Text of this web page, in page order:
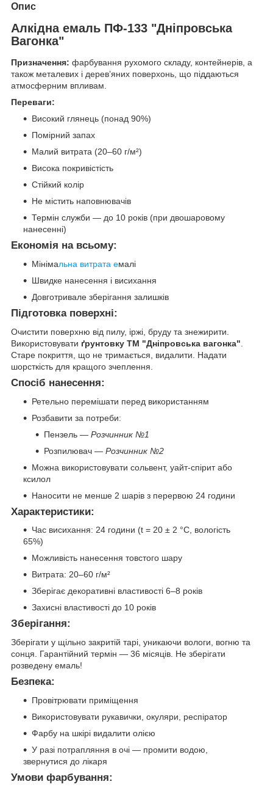
Опис
Алкідна емаль ПФ-133 "Дніпровська
Вагонка"
Призначення: фарбування рухомого складу, контейнерів, а
також металевих і дерев’яних поверхонь, що піддаються
атмосферним впливам.
Переваги:
Високий глянець (понад 90%)
Помірний запах
Малий витрата (20–60 г/м²)
Висока покривістість
Стійкий колір
Не містить наповнювачів
Термін служби — до 10 років (при двошаровому
нанесенні)
Економія на всьому:
Мінімальна витрата емалі
Швидке нанесення і висихання
Довготривале зберігання залишків
Підготовка поверхні:
Очистити поверхню від пилу, іржі, бруду та знежирити.
Використовувати ґрунтовку ТМ "Дніпровська вагонка"
Старе покриття, що не тримається, видалити. Надати
шорсткість для кращого зчеплення.
Спосіб нанесення:
Ретельно перемішати перед використанням
Розбавити за потреби:
Пензель — Розчинник №1
Розпилювач — Розчинник №2
Можна використовувати сольвент, уайт-спірит або
ксилол
Наносити не менше 2 шарів з перервою 24 години
Характеристики:
Час висихання: 24 години (t = 20 ± 2 °C, вологість
65%)
Можливість нанесення товстого шару
Витрата: 20–60 г/м²
Зберігає декоративні властивості 6–8 років
Захисні властивості до 10 років
Зберігання:
Зберігати у щільно закритій тарі, уникаючи вологи, вогню та
сонця. Гарантійний термін — 36 місяців. Не зберігати
розведену емаль!
Безпека:
Провітрювати приміщення
Використовувати рукавички, окуляри, респіратор
Фарбу на шкірі видалити олією
У разі потрапляння в очі — промити водою,
звернутися до лікаря
Умови фарбування: